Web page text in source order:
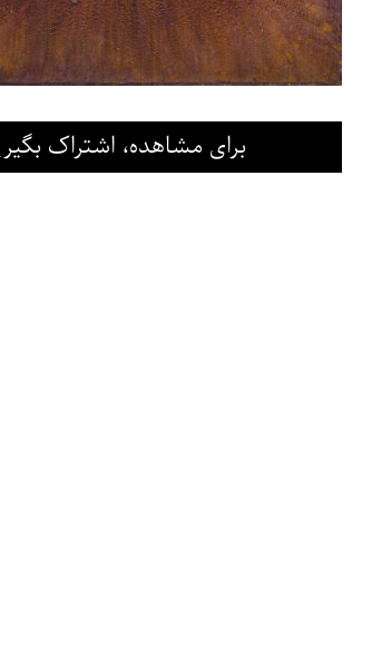
برای مشاهده، اشتراک